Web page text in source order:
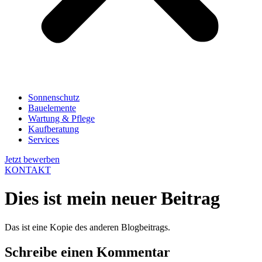
Sonnenschutz
Bauelemente
Wartung & Pflege
Kaufberatung
Services
Jetzt bewerben
KONTAKT
Dies ist mein neuer Beitrag
Das ist eine Kopie des anderen Blogbeitrags.
Schreibe einen Kommentar